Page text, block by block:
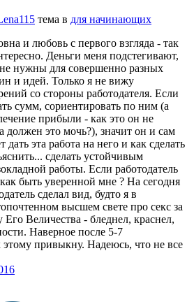
тема в для начинающих
и любовь с первого взгляда - так
Деньги меня подстегивают,
нужны для совершенно разных
и идей. Только я не вижу
со стороны работодателя. Если
сумм, сориентировать по ним (а
прибыли - как это он не
должен это мочь?), значит он и сам
дать эта работа на него и как сделать
сделать устойчивым
работы. Если работодатель
быть уверенной мне ? На сегодня
сделал вид, будто я в
высшем свете про секс за
Его Величества - бледнел, краснел,
Наверное после 5-7
этому привыкну. Надеюсь, что не все